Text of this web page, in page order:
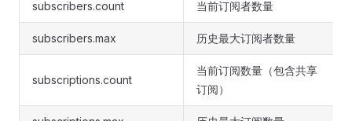
subscribers.count 当前订阅者数量
subscribers.max 历史最大订阅者数量
subscriptions.count
当前订阅数量（包含共享
订阅）